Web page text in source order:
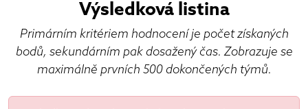
Výsledková listina
Primárním kritériem hodnocení je počet získaných
bodů, sekundárním pak dosažený čas. Zobrazuje se
maximálně prvních 500 dokončených týmů.